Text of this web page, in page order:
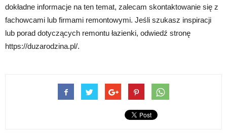
dokładne informacje na ten temat, zalecam skontaktowanie się z
fachowcami lub firmami remontowymi. Jeśli szukasz inspiracji
lub porad dotyczących remontu łazienki, odwiedź stronę
https://duzarodzina.pl/.